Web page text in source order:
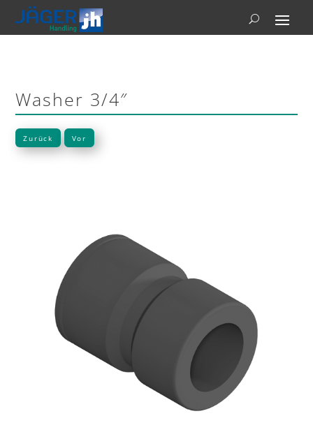
Washer 3/4″
Zurück Vor